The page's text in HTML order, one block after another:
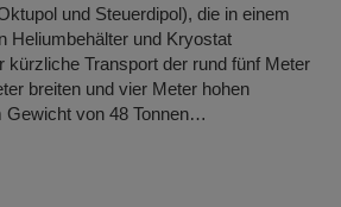
und Steuerdipol), die in einem
Heliumbehälter und Kryostat
kürzliche Transport der rund fünf Meter
breiten und vier Meter hohen
Gewicht von 48 Tonnen…